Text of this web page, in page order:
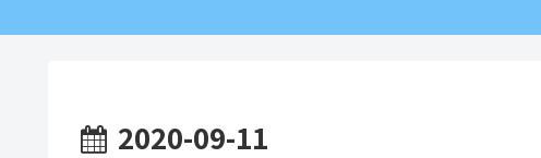
2020-09-11